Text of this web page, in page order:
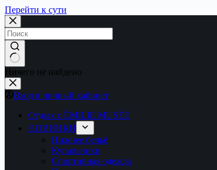
Перейти к сути
Ничего не найдено
Вход в личный кабинет
Отдых с ÉMILIE MUSÉE
НОВИНКИ
Нижнее бельё
Купальники
Спортивная одежда